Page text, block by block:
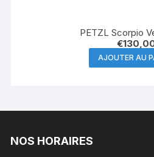
PETZL Scorpio
€
AJOUTER AU
NOS HORAIRES